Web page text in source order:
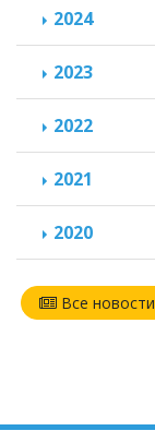
2024
2023
2022
2021
2020
Все новости